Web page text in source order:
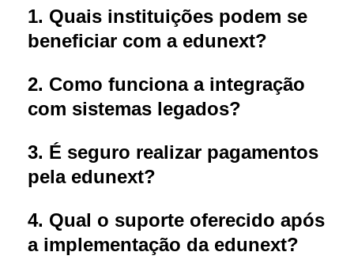
1. Quais instituições podem se
beneficiar com a edunext?
2. Como funciona a integração
com sistemas legados?
3. É seguro realizar pagamentos
pela edunext?
4. Qual o suporte oferecido após
a implementação da edunext?